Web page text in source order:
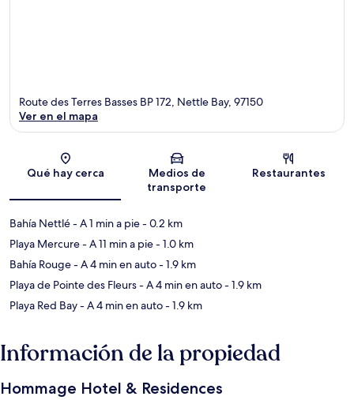
Sección del mapa
Route des Terres Basses BP 172, Nettle Bay, 97150
Ver en el mapa
Qué hay cerca
Medios de
transporte
Restaurantes
Bahía Nettlé- A 1 min a pie- 0.2 km
Playa Mercure- A 11 min a pie- 1.0 km
Bahía Rouge- A 4 min en auto- 1.9 km
Playa de Pointe des Fleurs- A 4 min en auto- 1.9 km
Playa Red Bay- A 4 min en auto- 1.9 km
Información de la propiedad
Hommage Hotel & Residences